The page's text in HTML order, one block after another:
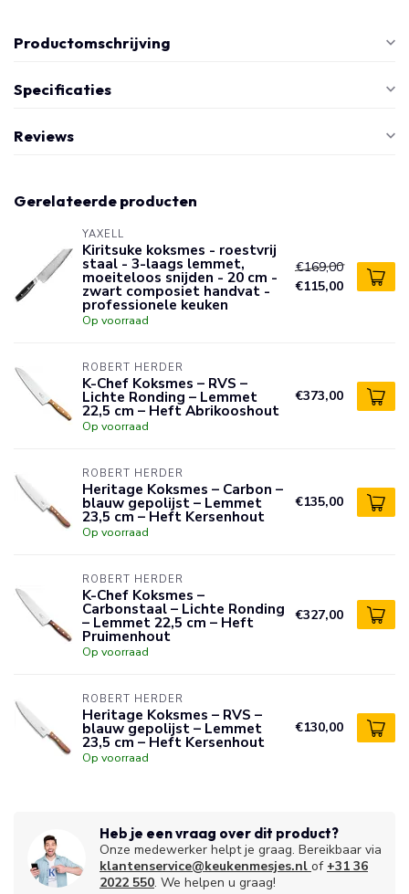
Productomschrijving
Specificaties
Reviews
Gerelateerde producten
YAXELL
Kiritsuke koksmes - roestvrij
staal - 3-laags lemmet,
moeiteloos snijden - 20 cm -
zwart composiet handvat -
professionele keuken
Op voorraad
€169,00
€115,00
ROBERT HERDER
K-Chef Koksmes – RVS –
Lichte Ronding – Lemmet
22,5 cm – Heft Abrikooshout
Op voorraad
€373,00
ROBERT HERDER
Heritage Koksmes – Carbon –
blauw gepolijst – Lemmet
23,5 cm – Heft Kersenhout
Op voorraad
€135,00
ROBERT HERDER
K-Chef Koksmes –
Carbonstaal – Lichte Ronding
– Lemmet 22,5 cm – Heft
Pruimenhout
Op voorraad
€327,00
ROBERT HERDER
Heritage Koksmes – RVS –
blauw gepolijst – Lemmet
23,5 cm – Heft Kersenhout
Op voorraad
€130,00
Heb je een vraag over dit product?
Onze medewerker helpt je graag. Bereikbaar via
klantenservice@keukenmesjes.nl of +31 36
2022 550. We helpen u graag!